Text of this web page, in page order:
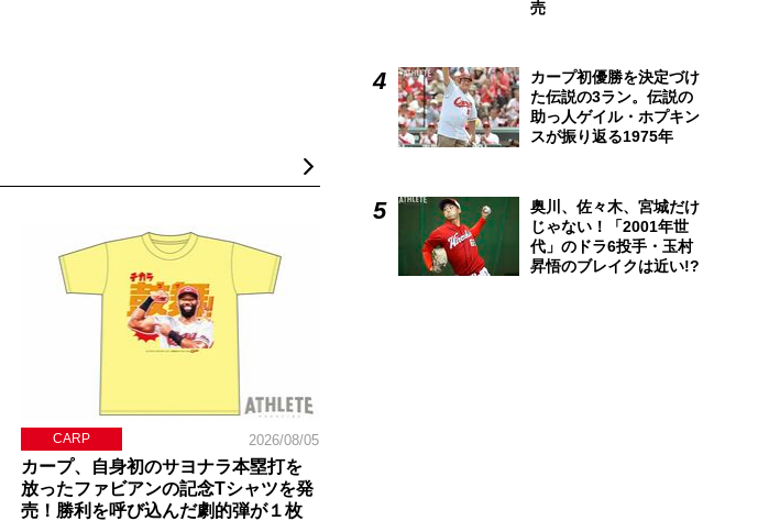
CARP 2026/08/05
カープ、自身初のサヨナラ本塁打を
放ったファビアンの記念Tシャツを発
売！勝利を呼び込んだ劇的弾が１枚
売
カープ初優勝を決定づけ
た伝説の3ラン。伝説の
助っ人ゲイル・ホプキン
スが振り返る1975年
奥川、佐々木、宮城だけ
じゃない！「2001年世
代」のドラ6投手・玉村
昇悟のブレイクは近い!?